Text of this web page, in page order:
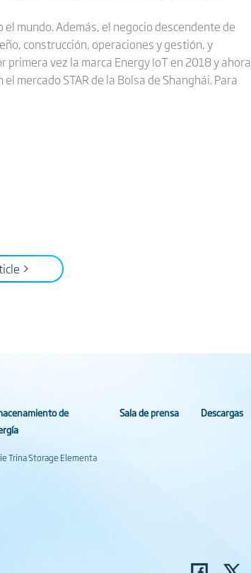
mundo. Además, el negocio descendente de
construcción, operaciones y gestión, y
vez la marca Energy IoT en 2018 y ahora
mercado STAR de la Bolsa de Shanghái. Para
>
de
Trina Storage Elementa
Sala de prensa Descargas